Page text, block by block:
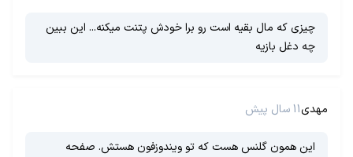
چیزی که مال بقیه است رو برا خودش پتنت میکنه... این ببین
چه دغل بازیه
مهدی11 سال پیش
این همون گلنس هست که تو ویندوزفون هستش. صفحه